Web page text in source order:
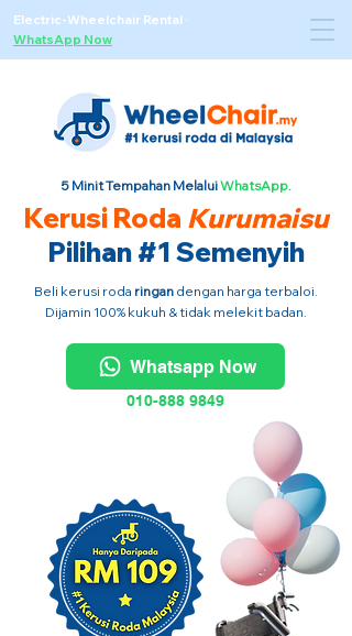
Electric-Wheelchair Rental ·
WhatsApp Now
5 Minit Tempahan MelaluiWhatsApp.
Kerusi Roda Kurumaisu
Pilihan #1 Semenyih
Beli kerusi roda ringan dengan harga terbaloi.
Dijamin 100% kukuh & tidak melekit badan.
Whatsapp Now
010-888 9849